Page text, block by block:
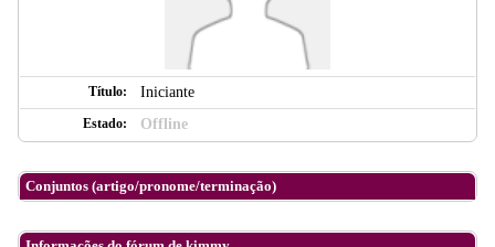
Título: Iniciante
Estado: Offline
Conjuntos (artigo/pronome/terminação)